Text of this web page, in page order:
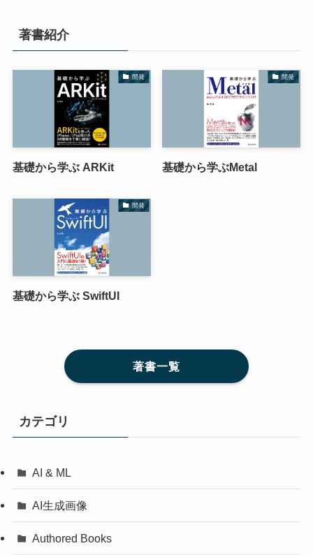
著書紹介
開発
基礎から学ぶ ARKit
開発
基礎から学ぶMetal
開発
基礎から学ぶ SwiftUI
著書一覧
カテゴリ
AI & ML
AI生成画像
Authored Books